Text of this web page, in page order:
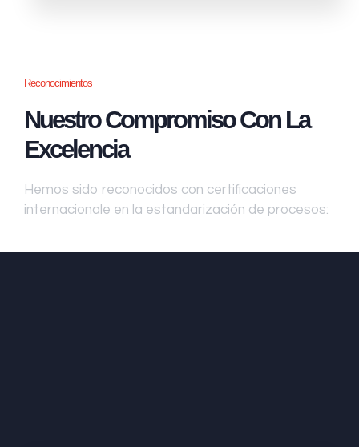
Reconocimientos
Nuestro Compromiso Con La
Excelencia
Hemos sido reconocidos con certificaciones
internacionale en la estandarización de procesos: